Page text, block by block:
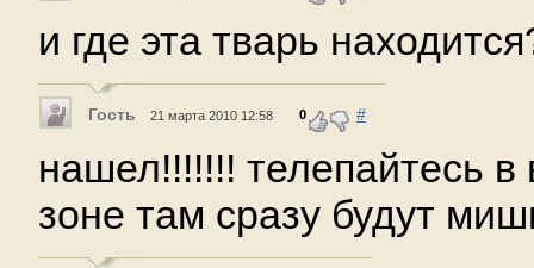
и где эта тварь
Гость 21 марта 2010 12:58 0 #
нашел!!!!!!! телепайтесь в
зоне там сразу будут